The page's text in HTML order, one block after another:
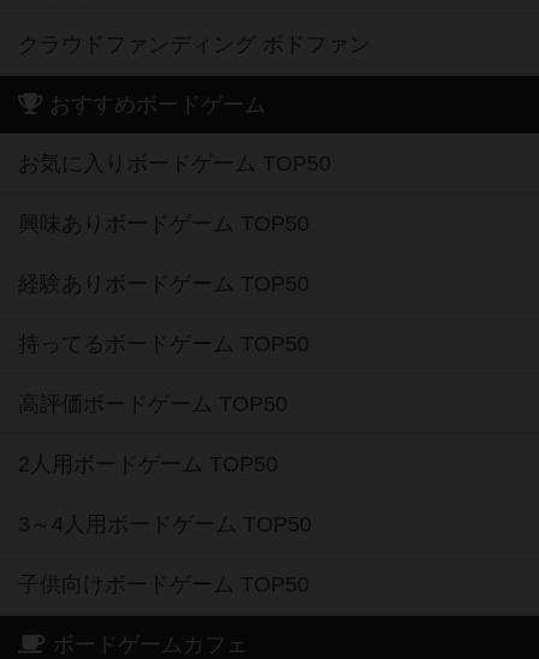
クラウドファンディング ボドファン
おすすめボードゲーム
お気に入りボードゲーム TOP50
興味ありボードゲーム TOP50
経験ありボードゲーム TOP50
持ってるボードゲーム TOP50
高評価ボードゲーム TOP50
2人用ボードゲーム TOP50
3～4人用ボードゲーム TOP50
子供向けボードゲーム TOP50
ボードゲームカフェ